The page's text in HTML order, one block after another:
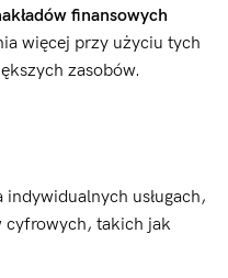
finansowych
więcej przy użyciu tych
zasobów.
usługach,
cyfrowych, takich jak